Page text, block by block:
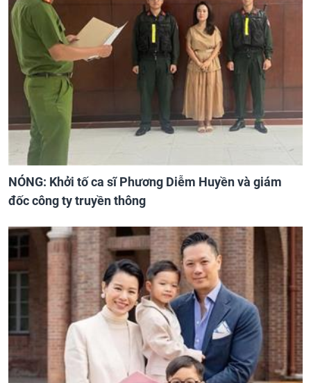
NÓNG: Khởi tố ca sĩ Phương Diễm Huyền và giám
đốc công ty truyền thông